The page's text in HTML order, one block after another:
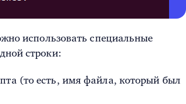
использовать специальные
строки:
(то есть, имя файла, который был